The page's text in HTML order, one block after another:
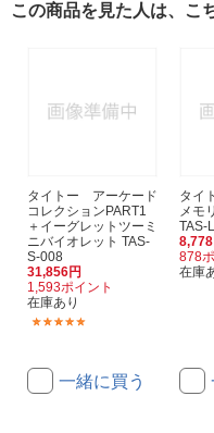
この商品を見た人は、こ
タイトー アーケード
コレクションPART1
＋イーグレットツーミ
ニバイオレット TAS-
S-008
31,856円
1,593ポイント
在庫あり
一緒に買う
タイ
メモ
TAS-
8,778
878
在庫